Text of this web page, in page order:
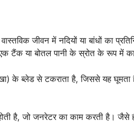
जीवन में नदियों या बांधों का
टैंक या बोतल पानी के स्रोत के रूप में
के ब्लेड से टकराता है, जिससे यह
है, जो जनरेटर का काम करती है। जैसे